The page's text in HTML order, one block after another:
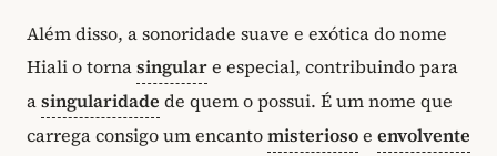
Além disso, a sonoridade suave e exótica do nome
Hiali o tornasingulare especial, contribuindo para
asingularidade de quem o possui. É um nome que
carrega consigo um encantomisteriosoe envolvente